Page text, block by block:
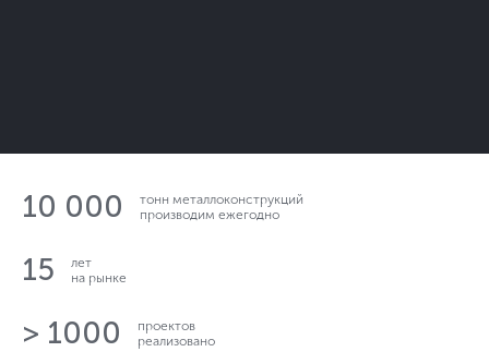
10 000
тонн металлоконструкций
производим ежегодно
15
лет
на рынке
> 1000
проектов
реализовано